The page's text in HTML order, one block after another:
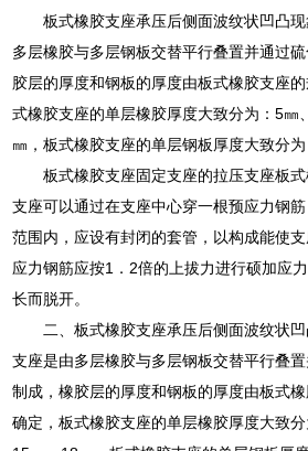
板式橡胶支座承压后侧面波纹状凹凸
多层橡胶与多层钢板交替平行叠置并通过
胶层的厚度和钢板的厚度由板式橡胶支座
式橡胶支座的单层橡胶厚度大致分为：5㎜
㎜，板式橡胶支座的单层钢板厚度大致分
板式橡胶支座固定支座的拉压支座板
支座可以通过在支座中心穿一根预应力钢
范围内，应设有封闭的套管，以构成能使
应力钢筋应按1．2倍的上拔力进行硕加应
长而脱开。
二、板式橡胶支座承压后侧面波纹状
支座是由多层橡胶与多层钢板交替平行叠
制成，橡胶层的厚度和钢板的厚度由板式
确定，板式橡胶支座的单层橡胶厚度大致分